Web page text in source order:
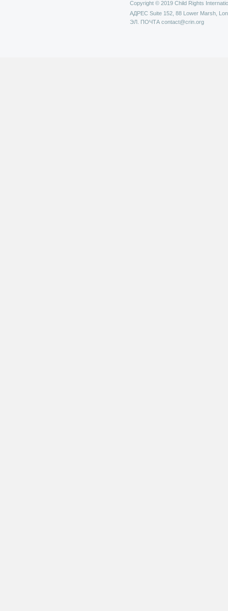
Copyright © 2019 Child Rights
АДРЕС Suite 152, 88 Lower Marsh,
ЭЛ. ПОЧТА contact@crin.org